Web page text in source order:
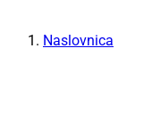
Naslovnica